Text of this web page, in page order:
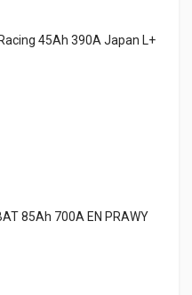
45Ah 390A Japan L+
85Ah 700A EN PRAWY